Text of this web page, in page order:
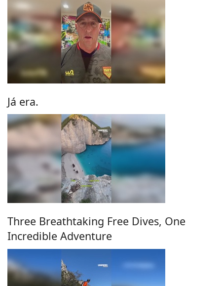
Já era.
Three Breathtaking Free Dives, One
Incredible Adventure